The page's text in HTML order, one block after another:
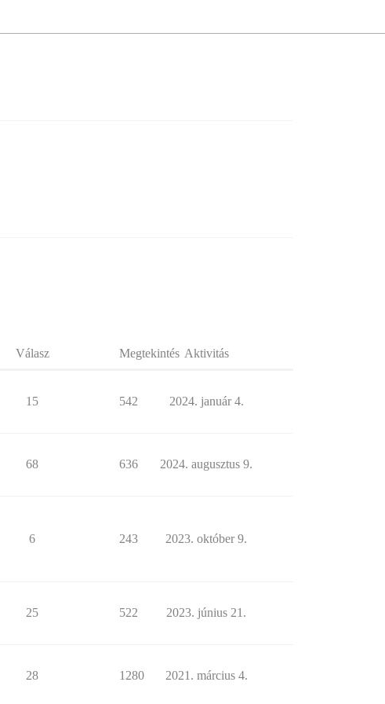
Válasz Megtekintés Aktivitás
15 542 2024. január 4.
68 636 2024. augusztus 9.
6 243 2023. október 9.
25 522 2023. június 21.
28 1280 2021. március 4.